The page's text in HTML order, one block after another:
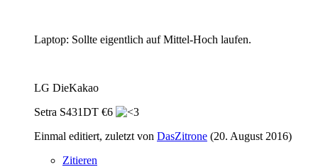
Laptop: Sollte eigentlich auf Mittel-Hoch laufen.
LG DieKakao
Setra S431DT €6
Einmal editiert, zuletzt von DasZitrone (20. August 2016)
Zitieren